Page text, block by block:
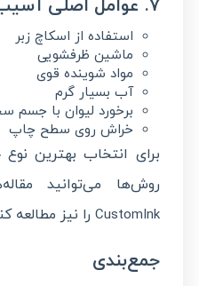
۷. عوامل اصلی آسیب به چاپ لیوان
استفاده از اسکاچ زبر
ماشین ظرفشویی
مواد شوینده قوی
آب بسیار گرم
برخورد لیوان با جسم
خراش روی سطح چاپ
برای انتخاب بهترین
روش‌ها می‌توانید
CustomInk را نیز مطالعه
جمع‌بندی